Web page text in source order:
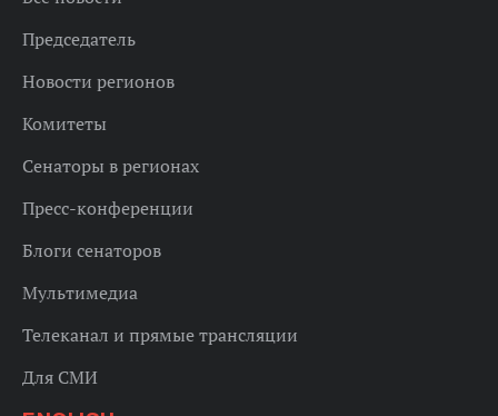
Председатель
Новости регионов
Комитеты
Сенаторы в регионах
Пресс-конференции
Блоги сенаторов
Мультимедиа
Телеканал и прямые трансляции
Для СМИ